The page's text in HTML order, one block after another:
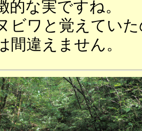
的な実ですね。
ビワと覚えてい
間違えません。